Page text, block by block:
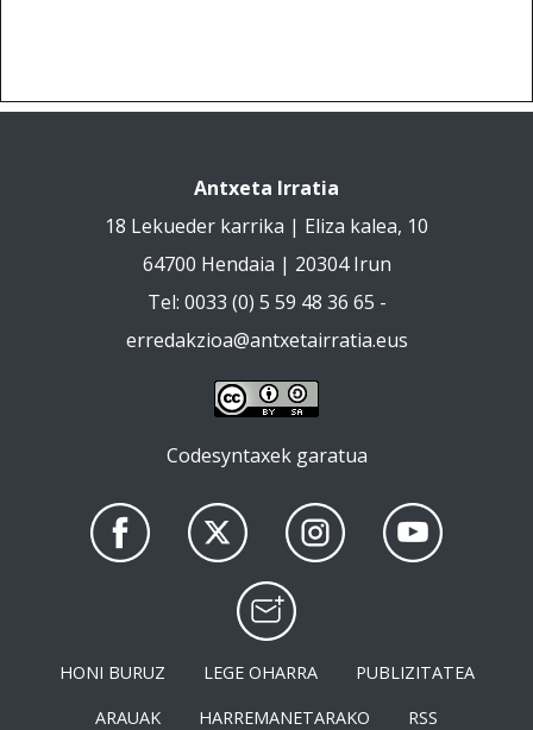
Antxeta Irratia
18 Lekueder karrika | Eliza kalea, 10
64700 Hendaia | 20304 Irun
Tel: 0033 (0) 5 59 48 36 65 -
erredakzioa@antxetairratia.eus
Codesyntaxek garatua
HONI BURUZ LEGE OHARRA
PUBLIZITATEA
ARAUAK
HARREMANETARAKO RSS